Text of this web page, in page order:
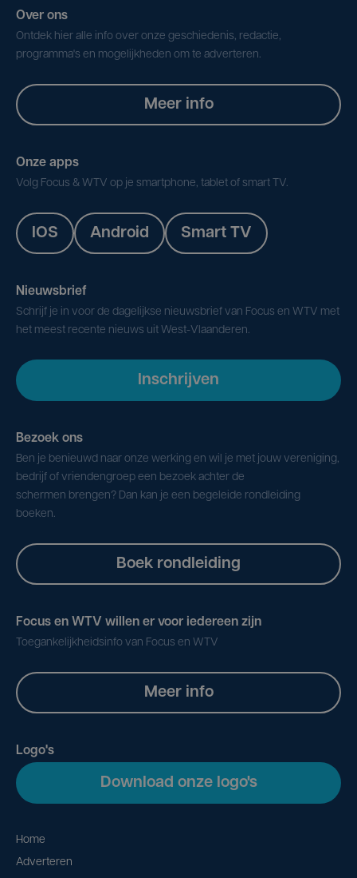
Over ons
Ontdek hier alle info over onze geschiedenis, redactie,
programma's en mogelijkheden om te adverteren.
Meer info
Onze apps
Volg Focus & WTV op je smartphone, tablet of smart TV.
IOS Android Smart TV
Nieuwsbrief
Schrijf je in voor de dagelijkse nieuwsbrief van Focus en WTV met
het meest recente nieuws uit West-Vlaanderen.
Inschrijven
Bezoek ons
Ben je benieuwd naar onze werking en wil je met jouw vereniging,
bedrijf of vriendengroep een bezoek achter de
schermen brengen? Dan kan je een begeleide rondleiding
boeken.
Boek rondleiding
Focus en WTV willen er voor iedereen zijn
Toegankelijkheidsinfo van Focus en WTV
Meer info
Logo's
Download onze logo's
Home
Adverteren